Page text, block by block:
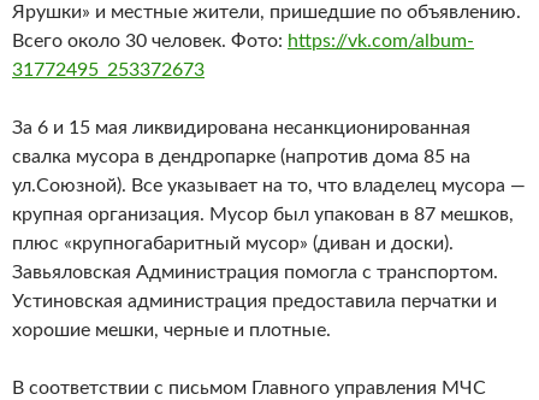
Ярушки» и местные жители, пришедшие по объявлению.
Всего около 30 человек. Фото: https://vk.com/album-
31772495_253372673
За 6 и 15 мая ликвидирована несанкционированная
свалка мусора в дендропарке (напротив дома 85 на
ул.Союзной). Все указывает на то, что владелец мусора —
крупная организация. Мусор был упакован в 87 мешков,
плюс «крупногабаритный мусор» (диван и доски).
Завьяловская Администрация помогла с транспортом.
Устиновская администрация предоставила перчатки и
хорошие мешки, черные и плотные.
В соответствии с письмом Главного управления МЧС